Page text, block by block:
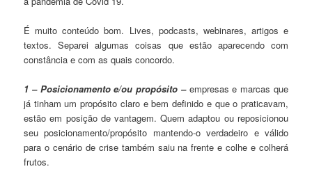
É muito conteúdo bom. Lives, podcasts, webinares, artigos e
textos. Separei algumas coisas que estão aparecendo com
constância e com as quais concordo.
1 – Posicionamento e/ou propósito –empresas e marcas que
já tinham um propósito claro e bem definido e que o praticavam,
estão em posição de vantagem. Quem adaptou ou reposicionou
seu posicionamento/propósito mantendo-o verdadeiro e válido
para o cenário de crise também saiu na frente e colhe e colherá
frutos.